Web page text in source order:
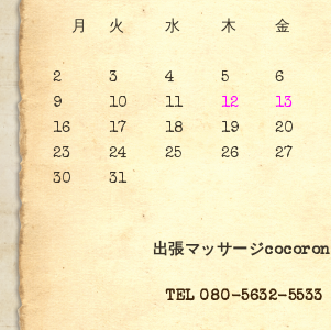
月 火 水 木 金
2
3 4 5 6
9
10 11 12 13
16
17 18 19 20
23
24 25 26 27
30
31
出張マッサージ
TEL 080-5632-5533